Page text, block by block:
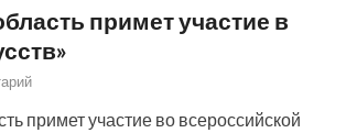
примет участие в
примет участие во всероссийской